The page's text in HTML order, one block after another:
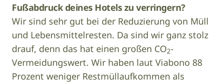
Fußabdruck deines Hotels zu verringern?
Wir sind sehr gut bei der Reduzierung von Müll
und Lebensmittelresten. Da sind wir ganz stolz
drauf, denn das hat einen großen CO2-
Vermeidungswert. Wir haben laut Viabono 88
Prozent weniger Restmüllaufkommen als